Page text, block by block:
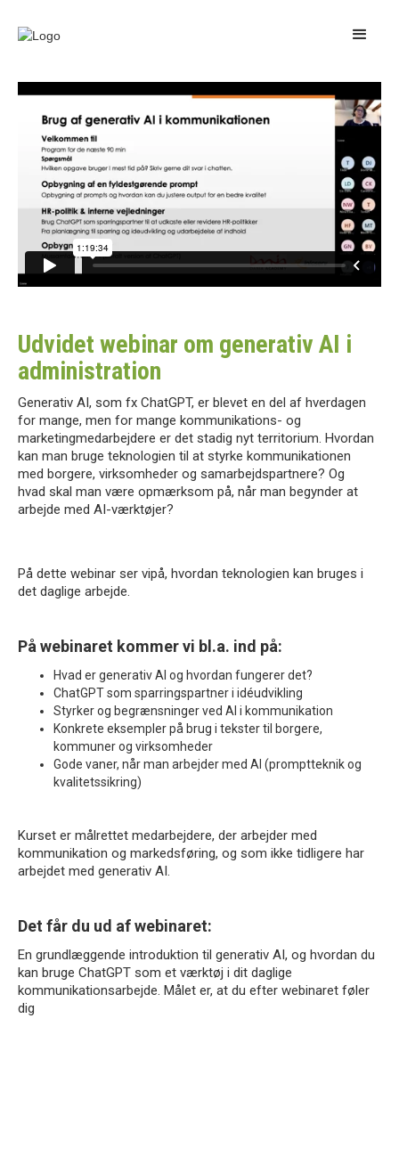
Udvidet webinar om generativ AI i
administration
Generativ AI, som fx ChatGPT, er blevet en del af hverdagen
for mange, men for mange kommunikations- og
marketingmedarbejdere er det stadig nyt territorium. Hvordan
kan man bruge teknologien til at styrke kommunikationen
med borgere, virksomheder og samarbejdspartnere? Og
hvad skal man være opmærksom på, når man begynder at
arbejde med AI-værktøjer?
På dette webinar ser vipå, hvordan teknologien kan bruges i
det daglige arbejde.
På webinaret kommer vi bl.a. ind på:
Hvad er generativ AI og hvordan fungerer det?
ChatGPT som sparringspartner i idéudvikling
Styrker og begrænsninger ved AI i kommunikation
Konkrete eksempler på brug i tekster til borgere,
kommuner og virksomheder
Gode vaner, når man arbejder med AI (promptteknik og
kvalitetssikring)
Kurset er målrettet medarbejdere, der arbejder med
kommunikation og markedsføring, og som ikke tidligere har
arbejdet med generativ AI.
Det får du ud af webinaret:
En grundlæggende introduktion til generativ AI, og hvordan du
kan bruge ChatGPT som et værktøj i dit daglige
kommunikationsarbejde. Målet er, at du efter webinaret føler
dig